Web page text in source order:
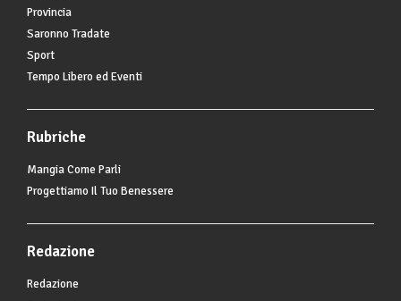
Provincia
Saronno Tradate
Sport
Tempo Libero ed Eventi
Rubriche
Mangia Come Parli
Progettiamo Il Tuo Benessere
Redazione
Redazione